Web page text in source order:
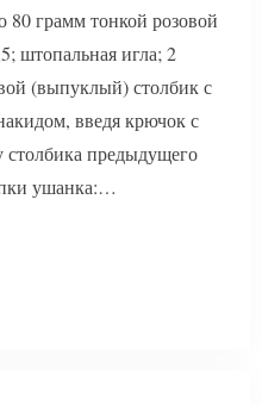
80 грамм тонкой розовой
штопальная игла; 2
(выпуклый) столбик с
введя крючок с
предыдущего
ушанка:…